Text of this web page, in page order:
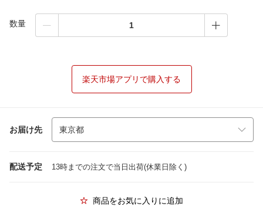
数量
楽天市場アプリで購入する
お届け先
配送予定 13時までの注文で当日出荷(休業日除く)
商品をお気に入りに追加